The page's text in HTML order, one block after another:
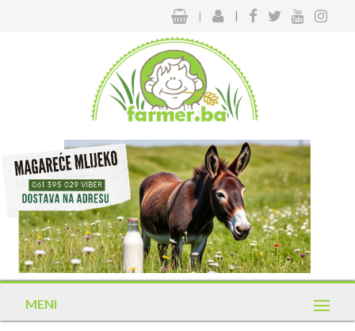
| |
MENI